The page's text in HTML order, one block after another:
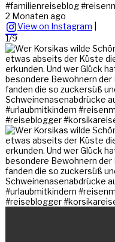
#familienreiseblog
2 Monaten ago
View on Instagram
1/9